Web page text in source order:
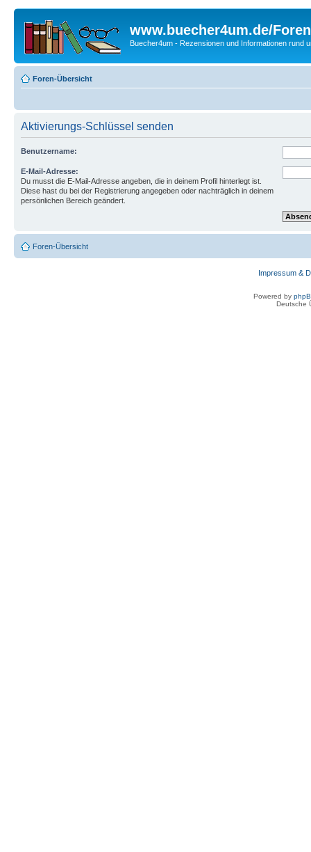
www.buecher4um.de/Foren
Buecher4um - Rezensionen und Informationen rund
Foren-Übersicht
Aktivierungs-Schlüssel senden
Benutzername:
E-Mail-Adresse:
Du musst die E-Mail-Adresse angeben, die in deinem Profil hinterlegt ist.
Diese hast du bei der Registrierung angegeben oder nachträglich in deinem
persönlichen Bereich geändert.
Foren-Übersicht
Impressum &
Powered by
Deutsche